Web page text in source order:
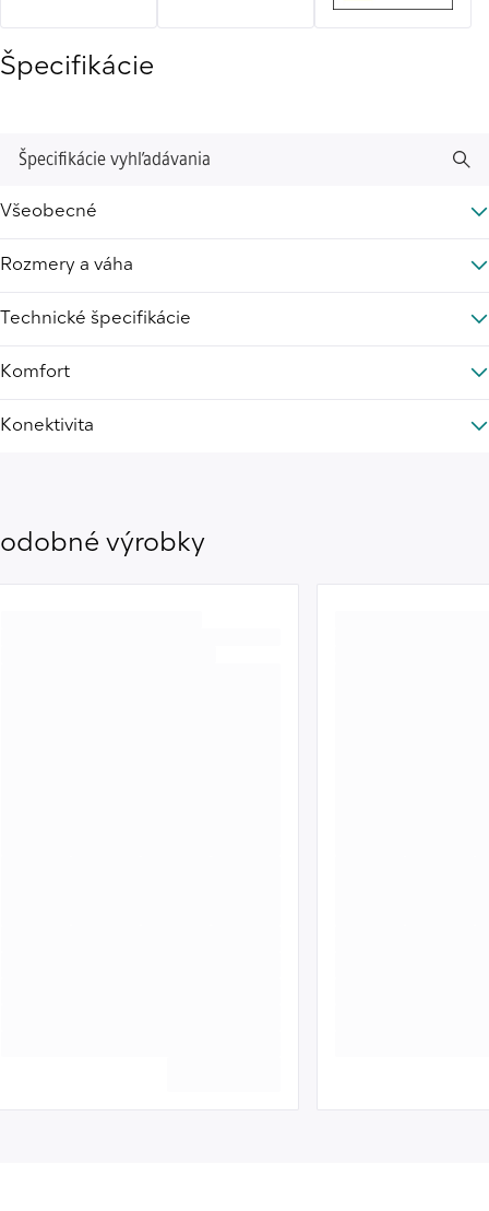
Špecifikácie
Špecifikácie vyhľadávania
Všeobecné
Rozmery a váha
Technické špecifikácie
Komfort
Konektivita
výrobky